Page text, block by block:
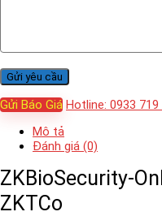
Gửi Báo Giá Hotline: 0933 719
Mô tả
Đánh giá (0)
ZKBioSecurity-
ZKTCo